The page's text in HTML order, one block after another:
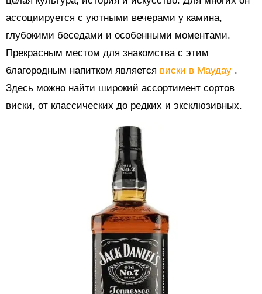
ассоциируется с уютными вечерами у камина,
глубокими беседами и особенными моментами.
Прекрасным местом для знакомства с этим
благородным напитком является виски в Маудау .
Здесь можно найти широкий ассортимент сортов
виски, от классических до редких и эксклюзивных.